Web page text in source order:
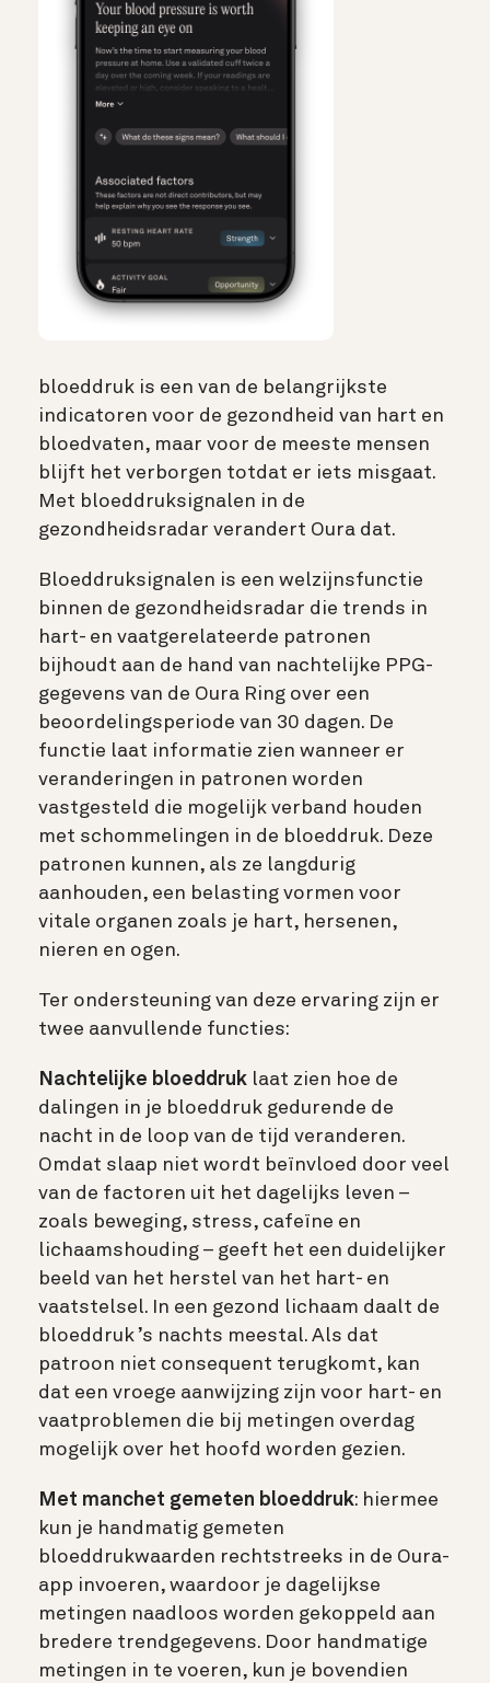
bloeddruk is een van de belangrijkste
indicatoren voor de gezondheid van hart en
bloedvaten, maar voor de meeste mensen
blijft het verborgen totdat er iets misgaat.
Met bloeddruksignalen in de
gezondheidsradar verandert Oura dat.
Bloeddruksignalen is een welzijnsfunctie
binnen de gezondheidsradar die trends in
hart- en vaatgerelateerde patronen
bijhoudt aan de hand van nachtelijke PPG-
gegevens van de Oura Ring over een
beoordelingsperiode van 30 dagen. De
functie laat informatie zien wanneer er
veranderingen in patronen worden
vastgesteld die mogelijk verband houden
met schommelingen in de bloeddruk. Deze
patronen kunnen, als ze langdurig
aanhouden, een belasting vormen voor
vitale organen zoals je hart, hersenen,
nieren en ogen.
Ter ondersteuning van deze ervaring zijn er
twee aanvullende functies:
Nachtelijke bloeddruk laat zien hoe de
dalingen in je bloeddruk gedurende de
nacht in de loop van de tijd veranderen.
Omdat slaap niet wordt beïnvloed door veel
van de factoren uit het dagelijks leven –
zoals beweging, stress, cafeïne en
lichaamshouding – geeft het een duidelijker
beeld van het herstel van het hart- en
vaatstelsel. In een gezond lichaam daalt de
bloeddruk ’s nachts meestal. Als dat
patroon niet consequent terugkomt, kan
dat een vroege aanwijzing zijn voor hart- en
vaatproblemen die bij metingen overdag
mogelijk over het hoofd worden gezien.
Met manchet gemeten bloeddruk: hiermee
kun je handmatig gemeten
bloeddrukwaarden rechtstreeks in de Oura-
app invoeren, waardoor je dagelijkse
metingen naadloos worden gekoppeld aan
bredere trendgegevens. Door handmatige
metingen in te voeren, kun je bovendien